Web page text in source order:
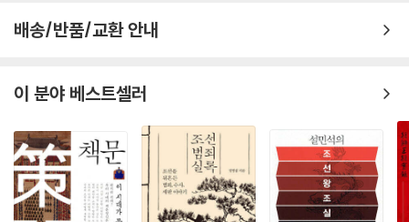
배송/반품/교환 안내
이 분야 베스트셀러